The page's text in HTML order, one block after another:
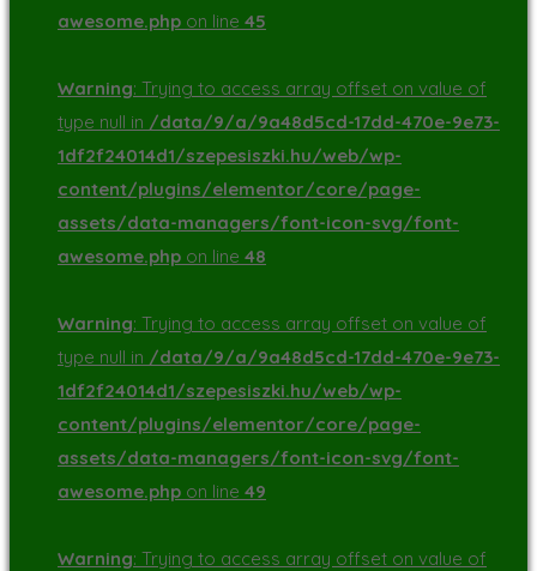
awesome.php on line 45
Warning: Trying to access array offset on value of
type null in /data/9/a/9a48d5cd-17dd-470e-9e73-
1df2f24014d1/szepesiszki.hu/web/wp-
content/plugins/elementor/core/page-
assets/data-managers/font-icon-svg/font-
awesome.php on line 48
Warning: Trying to access array offset on value of
type null in /data/9/a/9a48d5cd-17dd-470e-9e73-
1df2f24014d1/szepesiszki.hu/web/wp-
content/plugins/elementor/core/page-
assets/data-managers/font-icon-svg/font-
awesome.php on line 49
Warning: Trying to access array offset on value of